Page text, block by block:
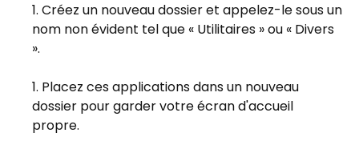
Créez un nouveau dossier et appelez-le sous un
nom non évident tel que « Utilitaires » ou « Divers
».
Placez ces applications dans un nouveau
dossier pour garder votre écran d'accueil
propre.